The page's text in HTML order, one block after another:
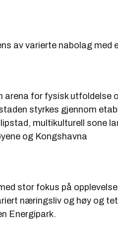
av varierte nabolag med
arena for fysisk utfoldelse
styrkes gjennom
multikulturell sone
og Kongshavna
stor fokus på
næringsliv og høy og
Energipark.